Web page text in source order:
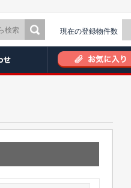
現在の登録物件数